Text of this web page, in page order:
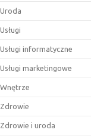
Uroda
Usługi
Usługi informatyczne
Usługi marketingowe
Wnętrze
Zdrowie
Zdrowie i uroda